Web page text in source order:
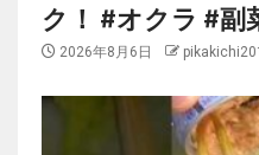
ク！ #オクラ #副
2026年8月6日